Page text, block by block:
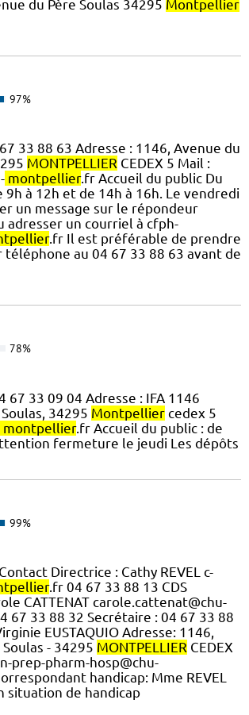
du Père Soulas 34295 Montpellier
97%
33 88 63 Adresse : 1146, Avenue du
MONTPELLIER CEDEX 5 Mail :
montpellier.fr Accueil du public Du
9h à 12h et de 14h à 16h. Le vendredi
un message sur le répondeur
adresser un courriel à cfph-
.fr Il est préférable de prendre
téléphone au 04 67 33 88 63 avant de
78%
67 33 09 04 Adresse : IFA 1146
34295 Montpellier cedex 5
montpellier.fr Accueil du public : de
fermeture le jeudi Les dépôts
99%
Directrice : Cathy REVEL c-
.fr 04 67 33 88 13 CDS
CATTENAT carole.cattenat@chu-
67 33 88 32 Secrétaire : 04 67 33 88
EUSTAQUIO Adresse: 1146,
- 34295 MONTPELLIER CEDEX
prep-pharm-hosp@chu-
handicap: Mme REVEL
situation de handicap